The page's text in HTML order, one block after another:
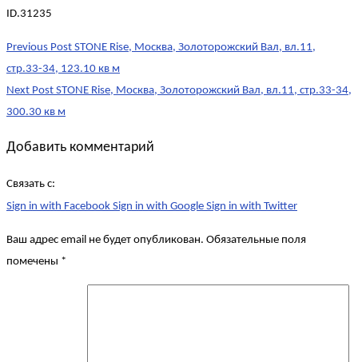
ID.31235
Post
navigation
Previous Post STONE Rise, Москва, Золоторожский Вал, вл.11,
стр.33-34, 123.10 кв м
Next Post STONE Rise, Москва, Золоторожский Вал, вл.11, стр.33-34,
300.30 кв м
Добавить комментарий
Связать с:
Sign in with Facebook Sign in with Google Sign in with Twitter
Ваш адрес email не будет опубликован. Обязательные поля
помечены *